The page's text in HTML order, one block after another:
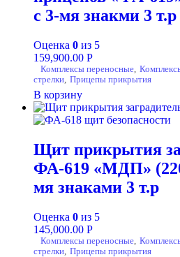
с 3-мя знакми 3 т.р
Оценка 0 из 5
159,900.00 Р
Комплексы переносные,
стрелки, Прицепы прикрытия
В корзину
Щит прикрытия
ФА-619 «МДП»
мя знаками 3 т.р
Оценка 0 из 5
145,000.00 Р
Комплексы переносные
стрелки Прицепы прикрытия